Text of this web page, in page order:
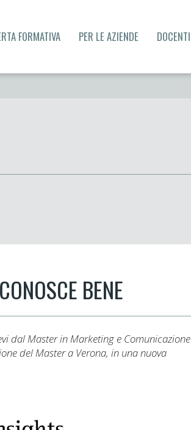
FORMATIVA PER LE AZIENDE DOCENTI
BENE
dal Master in Marketing e Comunicazione
del Master a Verona, in una nuova